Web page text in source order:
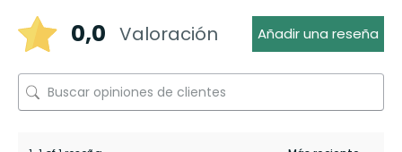
0,0 Valoración Añadir una reseña